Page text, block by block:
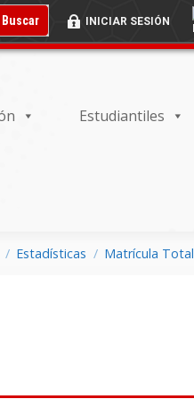
Buscar INICIAR SESIÓN
Estudiantiles
Estadísticas Matrícula Total